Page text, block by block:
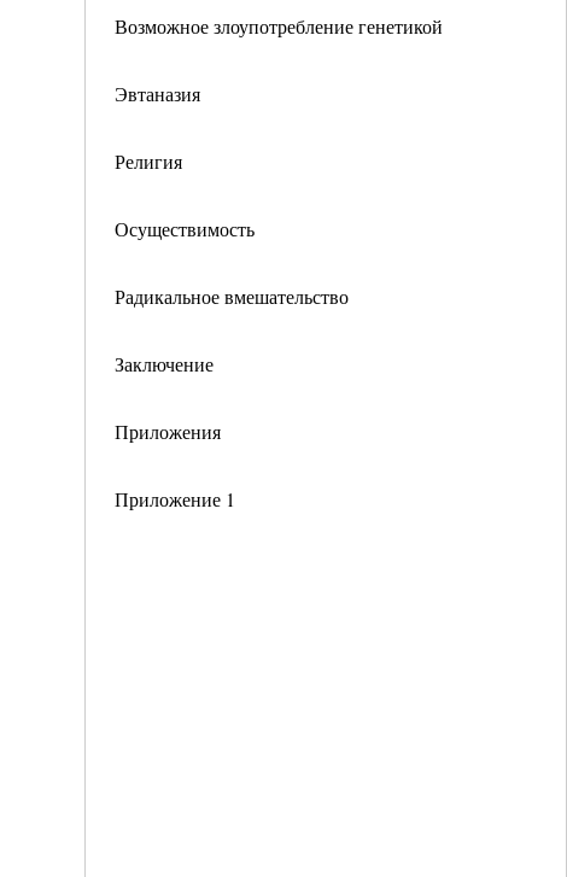
Возможное злоупотребление генетикой
Эвтаназия
Религия
Осуществимость
Радикальное вмешательство
Заключение
Приложения
Приложение 1